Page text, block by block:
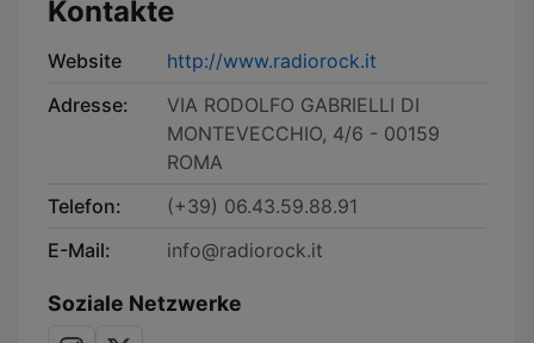
Kontakte
Website
http://www.radiorock.it
Adresse:
VIA RODOLFO GABRIELLI DI
MONTEVECCHIO, 4/6 - 00159
ROMA
Telefon:
(+39) 06.43.59.88.91
E-Mail:
info@radiorock.it
Soziale Netzwerke